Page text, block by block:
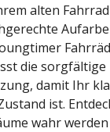
alten
die
damit Ihr
ist.
wahr werden